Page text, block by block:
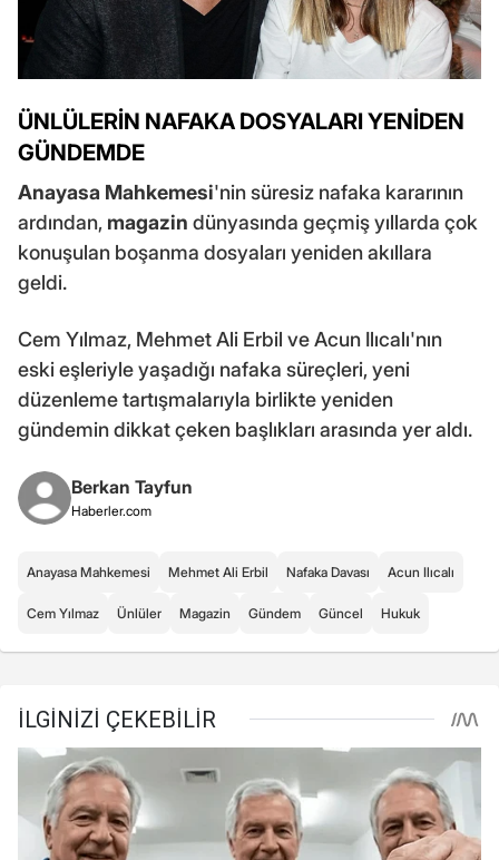
ÜNLÜLERİN NAFAKA DOSYALARI YENİDEN
GÜNDEMDE
Anayasa Mahkemesi'nin süresiz nafaka kararının
ardından, magazin dünyasında geçmiş yıllarda çok
konuşulan boşanma dosyaları yeniden akıllara
geldi.
Cem Yılmaz, Mehmet Ali Erbil ve Acun Ilıcalı'nın
eski eşleriyle yaşadığı nafaka süreçleri, yeni
düzenleme tartışmalarıyla birlikte yeniden
gündemin dikkat çeken başlıkları arasında yer aldı.
Berkan Tayfun
Haberler.com
Anayasa Mahkemesi Mehmet Ali Erbil Nafaka Davası Acun Ilıcalı
Cem Yılmaz Ünlüler Magazin Gündem Güncel Hukuk